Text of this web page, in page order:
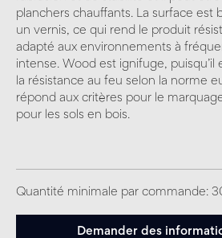
planchers chauffants. La surface est
un vernis, ce qui rend le produit
adapté aux environnements à
intense. Wood est ignifuge, puisqu’il
la résistance au feu selon la norme
répond aux critères pour le
pour les sols en bois.
Quantité minimale par commande:
Demander des